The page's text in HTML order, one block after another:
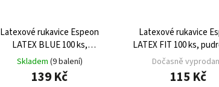
Latexové rukavice Espeon
LATEX BLUE 100 ks,
nepudrované, modré, 5.3 g
Skladem (9 balení)
139 Kč
Latexové rukavice
LATEX FIT 100 ks,
bílé, 5.0 g
Dočasně
115 Kč